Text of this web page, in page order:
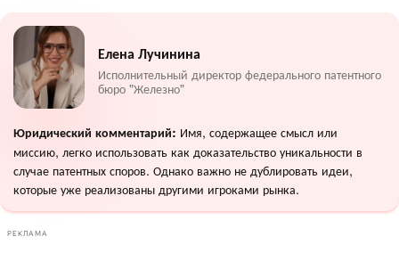
Елена Лучинина
Исполнительный директор федерального патентного
бюро "Железно"
Юридический комментарий: Имя, содержащее смысл или
миссию, легко использовать как доказательство уникальности в
случае патентных споров. Однако важно не дублировать идеи,
которые уже реализованы другими игроками рынка.
РЕКЛАМА